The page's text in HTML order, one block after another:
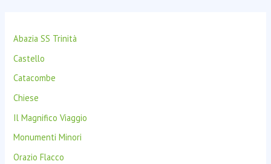
a
:
Abazia SS Trinità
Castello
Catacombe
Chiese
Il Magnifico Viaggio
Monumenti Minori
Orazio Flacco